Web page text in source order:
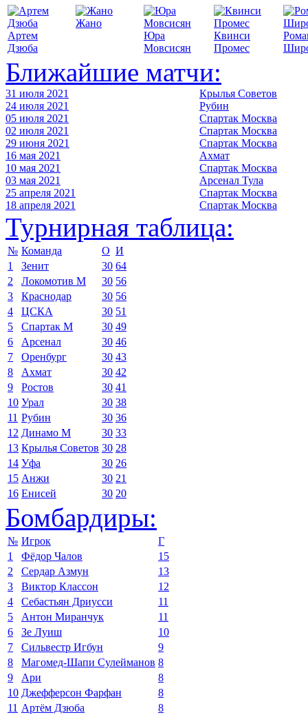
Артем
Дзюба
Жано
Юра
Мовсисян
Квинси
Промес
Ближайшие матчи:
31 июля 2021
Крылья Советов
24 июля 2021
Рубин
05 июля 2021
Спартак Москва
02 июля 2021
Спартак Москва
29 июня 2021
Спартак Москва
16 мая 2021
Ахмат
10 мая 2021
Спартак Москва
03 мая 2021
Арсенал Тула
25 апреля 2021
Спартак Москва
18 апреля 2021
Спартак Москва
Турнирная таблица:
№ Команда О И
1
Зенит 30 64
2
Локомотив М 30 56
3
Краснодар 30 56
4
ЦСКА 30 51
5
Спартак М 30 49
6
Арсенал 30 46
7
Оренбург 30 43
8
Ахмат 30 42
9
Ростов 30 41
10 Урал 30 38
11 Рубин 30 36
12 Динамо М 30 33
13 Крылья Советов 30 28
14 Уфа 30 26
15 Анжи 30 21
16 Енисей 30 20
Бомбардиры:
№ Игрок
Г
1
Фёдор Чалов
15
2
Сердар Азмун
13
3
Виктор Классон
12
4
Себастьян Дриусси
11
5
Антон Миранчук
11
6
Зе Луиш
10
7
Сильвестр Игбун
9
8
Магомед-Шапи Сулейманов 8
9
Ари
8
10 Джефферсон Фарфан
8
11 Артём Дзюба
8